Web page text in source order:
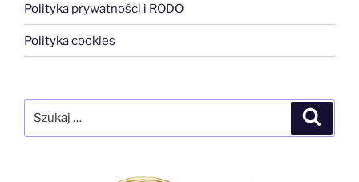
Polityka prywatności i RODO
Polityka cookies